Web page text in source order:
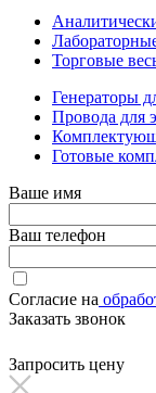
Торговые
Генераторы
Провода для
Готовые
Ваше имя
Ваш телефон
Согласие на
Заказать звонок
Запросить цену